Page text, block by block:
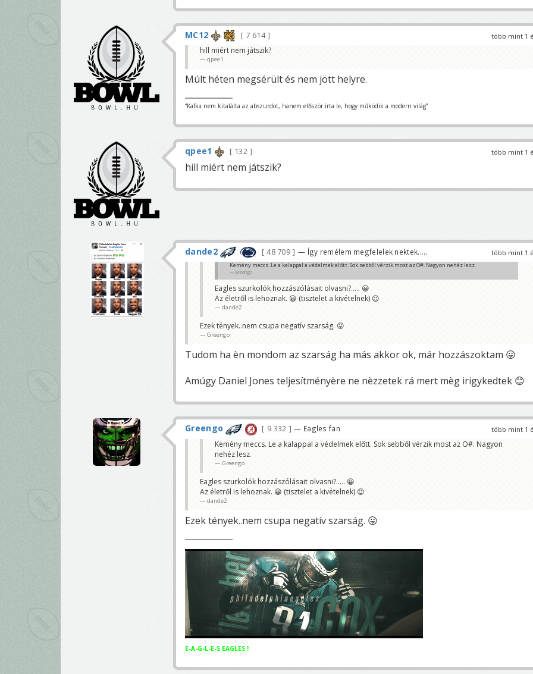
több mint 1
MC12
7 614
hill miért nem játszik?
qpee1
Múlt héten megsérült és nem jött helyre.
“Kafka nem kitalálta az abszurdot, hanem először írta le, hogy működik a modern világ”
több mint 1
qpee1 132
hill miért nem játszik?
több mint 1
dande2 48 709 — Így remélem megfelelek nektek.....
Kemény meccs. Le a kalappal a védelmek előtt. Sok sebből vérzik most az O#. Nagyon nehéz lesz.
Greengo
Eagles szurkolók hozzászólásait olvasni?..... 😀
Az életről is lehoznak. 😀 (tisztelet a kivételnek) 😉
dande2
Ezek tények..nem csupa negatív szarság. 😛
Greengo
Tudom ha èn mondom az szarság ha más akkor ok, már hozzászoktam 😛
Amúgy Daniel Jones teljesítményère ne nèzzetek rá mert mèg irigykedtek 😊
több mint 1
Greengo 9 332 — Eagles fan
Kemény meccs. Le a kalappal a védelmek előtt. Sok sebből vérzik most az O#. Nagyon
nehéz lesz.
Greengo
Eagles szurkolók hozzászólásait olvasni?..... 😀
Az életről is lehoznak. 😀 (tisztelet a kivételnek) 😉
dande2
Ezek tények..nem csupa negatív szarság. 😛
E-A-G-L-E-S EAGLES !